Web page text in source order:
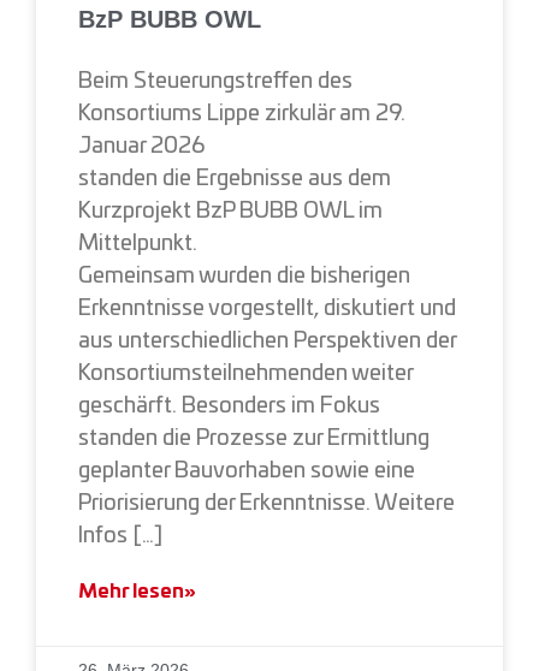
BzP BUBB OWL
Beim Steuerungstreffen des
Konsortiums Lippe zirkulär am 29.
Januar 2026
standen die Ergebnisse aus dem
Kurzprojekt BzP BUBB OWL im
Mittelpunkt.
Gemeinsam wurden die bisherigen
Erkenntnisse vorgestellt, diskutiert und
aus unterschiedlichen Perspektiven der
Konsortiumsteilnehmenden weiter
geschärft. Besonders im Fokus
standen die Prozesse zur Ermittlung
geplanter Bauvorhaben sowie eine
Priorisierung der Erkenntnisse. Weitere
Infos […]
Mehr lesen»